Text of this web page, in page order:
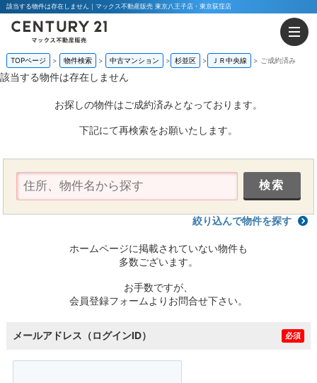
該当する物件は存在しません｜マックス不動産販売 東京八王子店・東京荻窪店
TOPページ 物件検索 中古マンション 杉並区 ＪＲ中央線 ご成約済み
該当する物件は存在しません
お探しの物件はご成約済みとなっております。
下記にて再検索をお願いたします。
絞り込んで物件を探す
ホームページに掲載されていない物件も
多数ございます。
お手数ですが、
会員登録フォームよりお問合せ下さい。
メールアドレス（ログインID） 必須